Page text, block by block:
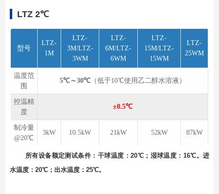
LTZ 2℃
型号
LTZ-
1M
LTZ-
3M/LTZ-
3WM
LTZ-
6M/LTZ-
6WM
LTZ-
15M/LTZ-
15WM
LTZ-
25WM
温度范
围
5℃～30℃ （低于10℃使⽤⼄⼆醇⽔溶液）
控温精
度
±0.5℃
制冷量
@20℃
3kW 10.5kW 21kW 52kW 87kW
所有设备额定测试条件：⼲球温度：20℃；湿球温度：16℃。进
⽔温度：20℃；出⽔温度：25℃。